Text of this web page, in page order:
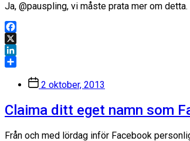
Ja, @pauspling, vi måste prata mer om
Facebook
X
LinkedIn
Inläggsdatum
2 oktober, 2013
Claima ditt eget namn som
Från och med lördag inför Facebook